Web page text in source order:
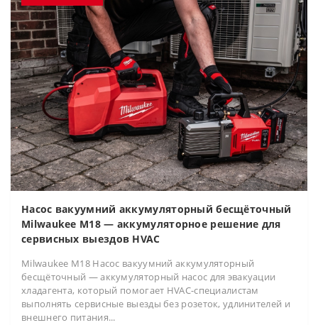
Насос вакуумний аккумуляторный бесщёточный
Milwaukee M18 — аккумуляторное решение для
сервисных выездов HVAC
Milwaukee M18 Насос вакуумний аккумуляторный
бесщёточный — аккумуляторный насос для эвакуации
хладагента, который помогает HVAC-специалистам
выполнять сервисные выезды без розеток, удлинителей и
внешнего питания...